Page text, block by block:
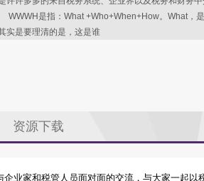
是指：What +Who+When+How。What，
实是要理清的是，这是谁
资源下载
企业家和税管人员面对面的交流，与大家一起